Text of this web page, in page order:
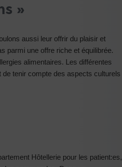
»
aussi leur offrir du plaisir et
parmi une offre riche et équilibrée.
alimentaires. Les différentes
tenir compte des aspects culturels
Hôtellerie pour les patient:es,